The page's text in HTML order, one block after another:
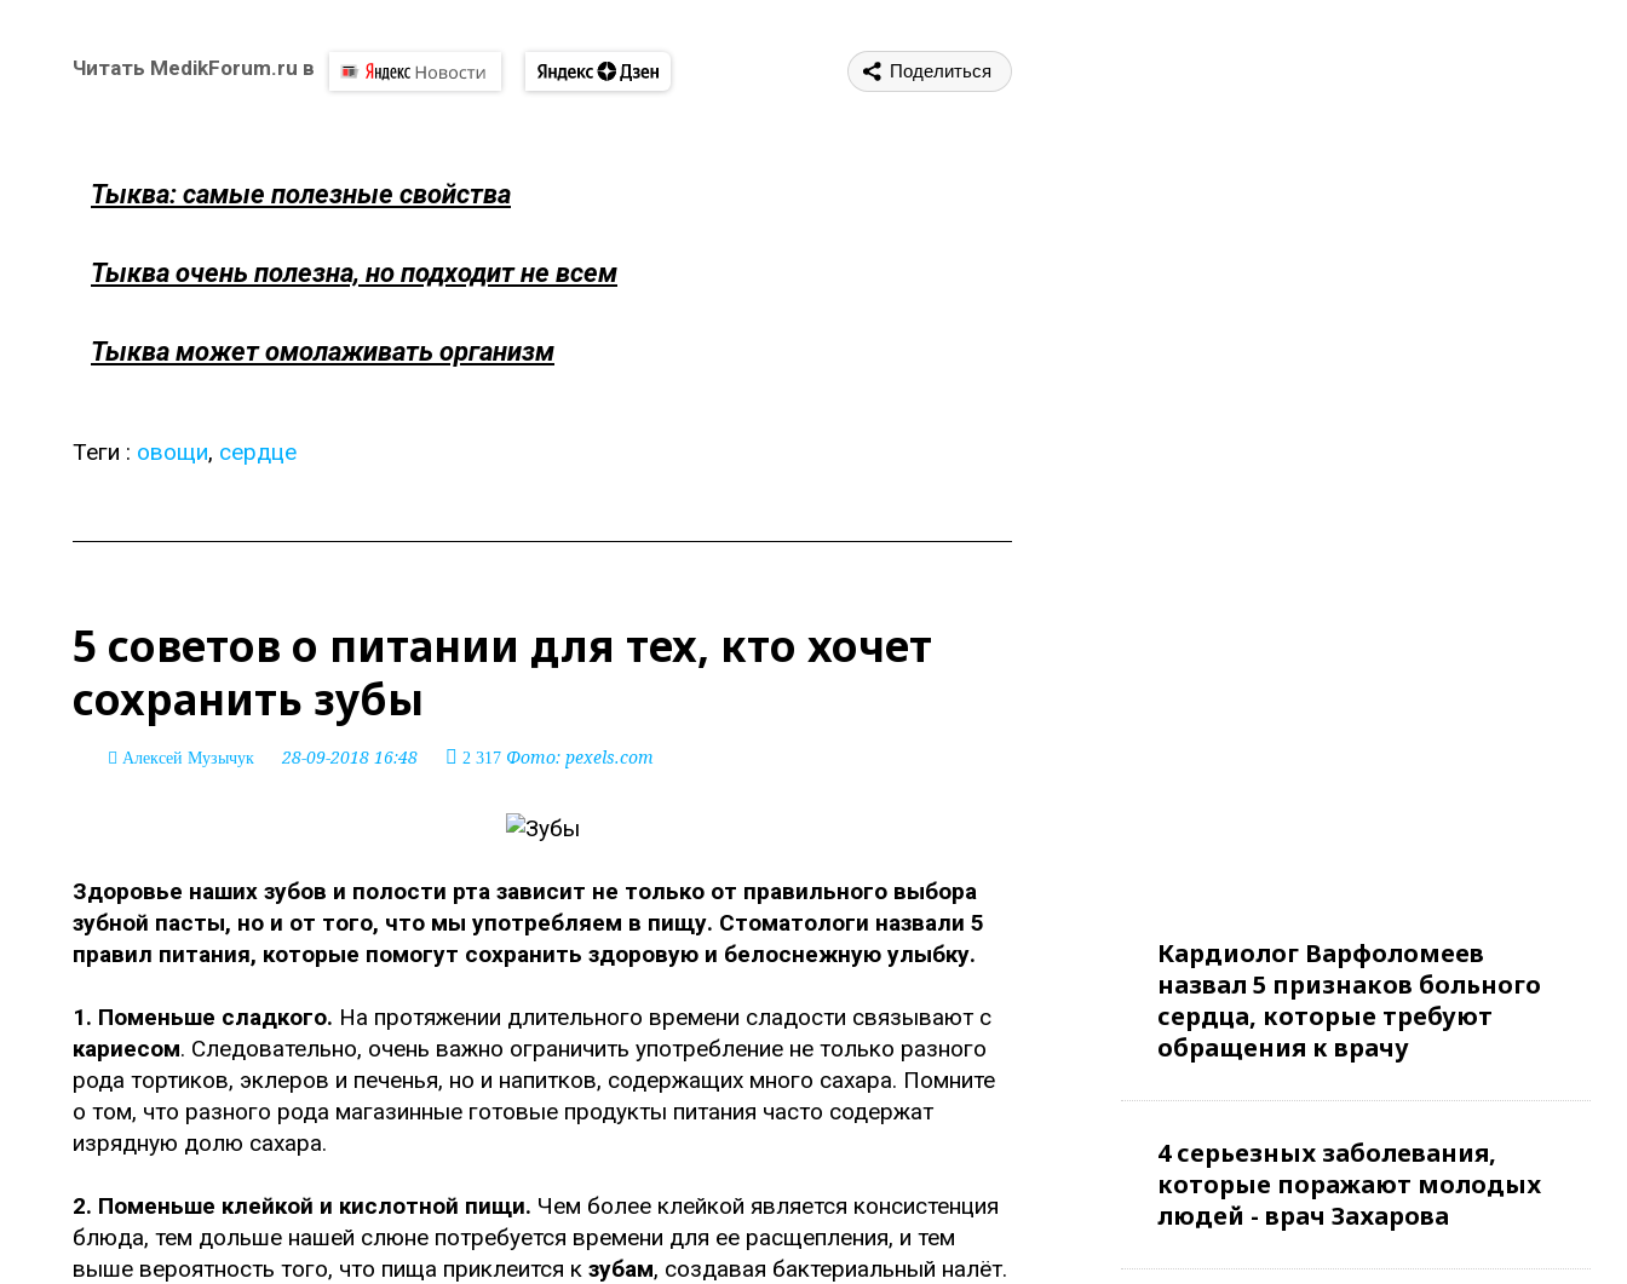
Читать MedikForum.ru в Поделиться
Тыква: самые полезные свойства
Тыква очень полезна, но подходит не всем
Тыква может омолаживать организм
Теги : овощи, сердце
5 советов о питании для тех, кто хочет
сохранить зубы
Алексей Музычук 28-09-2018 16:48 2 317 Фото: pexels.com
Здоровье наших зубов и полости рта зависит не только от правильного выбора
зубной пасты, но и от того, что мы употребляем в пищу. Стоматологи назвали 5
правил питания, которые помогут сохранить здоровую и белоснежную улыбку.
1. Поменьше сладкого. На протяжении длительного времени сладости связывают с
кариесом. Следовательно, очень важно ограничить употребление не только разного
рода тортиков, эклеров и печенья, но и напитков, содержащих много сахара. Помните
о том, что разного рода магазинные готовые продукты питания часто содержат
изрядную долю сахара.
2. Поменьше клейкой и кислотной пищи. Чем более клейкой является консистенция
блюда, тем дольше нашей слюне потребуется времени для ее расщепления, и тем
выше вероятность того, что пища приклеится к зубам, создавая бактериальный налёт.
Кардиолог Варфоломеев
назвал 5 признаков больного
сердца, которые требуют
обращения к врачу
4 серьезных заболевания,
которые поражают молодых
людей - врач Захарова